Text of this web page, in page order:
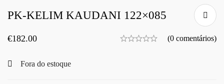
PK-KELIM KAUDANI 122×085
€182.00 (0 comentários)
Fora do estoque